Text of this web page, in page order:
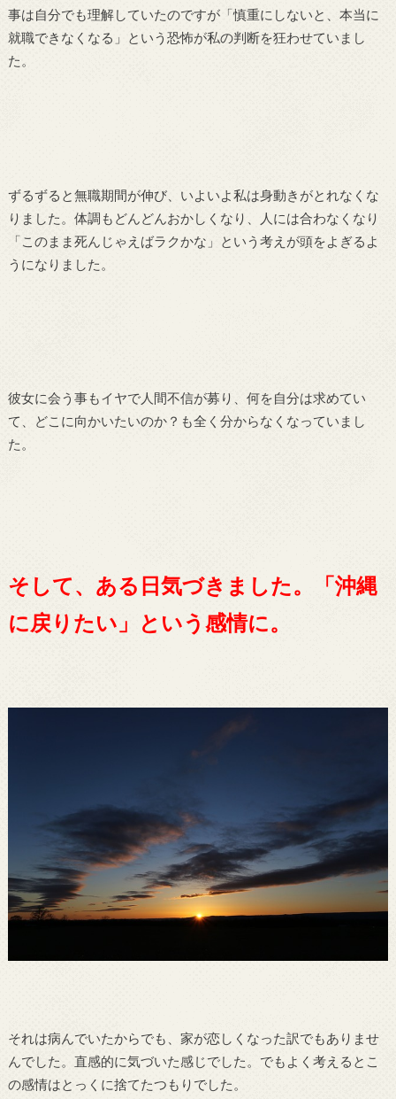
事は自分でも理解していたのですが「慎重にしないと、本当に
就職できなくなる」という恐怖が私の判断を狂わせていまし
た。
ずるずると無職期間が伸び、いよいよ私は身動きがとれなくな
りました。体調もどんどんおかしくなり、人には合わなくなり
「このまま死んじゃえばラクかな」という考えが頭をよぎるよ
うになりました。
彼女に会う事もイヤで人間不信が募り、何を自分は求めてい
て、どこに向かいたいのか？も全く分からなくなっていまし
た。
そして、ある日気づきました。「沖縄
に戻りたい」という感情に。
それは病んでいたからでも、家が恋しくなった訳でもありませ
んでした。直感的に気づいた感じでした。でもよく考えるとこ
の感情はとっくに捨てたつもりでした。